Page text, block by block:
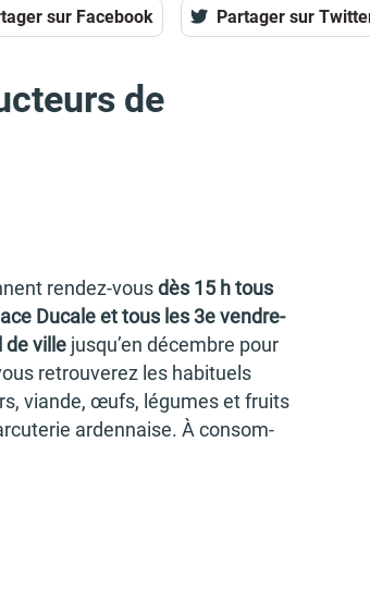
sur Facebook Partager sur
de
rendez-vous dès 15 h tous
Ducale et tous les 3e vendre­
de villejusqu’en décembre pour
retrou­ve­rez les habi­tuels
viande, œufs, légumes et fruits
arden­naise. À consom­